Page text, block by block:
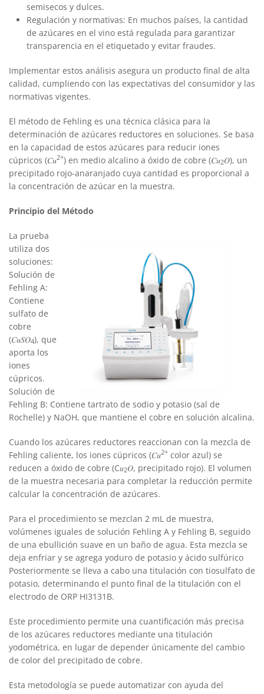
semisecos y dulces.
Regulación y normativas: En muchos países, la cantidad
de azúcares en el vino está regulada para garantizar
transparencia en el etiquetado y evitar fraudes.
Implementar estos análisis asegura un producto final de alta
calidad, cumpliendo con las expectativas del consumidor y las
normativas vigentes.
El método de Fehling es una técnica clásica para la
determinación de azúcares reductores en soluciones. Se basa
en la capacidad de estos azúcares para reducir iones
cúpricos (𝐶𝑢2+) en medio alcalino a óxido de cobre (𝐶𝑢2𝑂), un
precipitado rojo-anaranjado cuya cantidad es proporcional a
la concentración de azúcar en la muestra.
Principio del Método
La prueba
utiliza dos
soluciones:
Solución de
Fehling A:
Contiene
sulfato de
cobre
(𝐶𝑢𝑆𝑂4), que
aporta los
iones
cúpricos.
Solución de
Fehling B: Contiene tartrato de sodio y potasio (sal de
Rochelle) y NaOH, que mantiene el cobre en solución alcalina.
Cuando los azúcares reductores reaccionan con la mezcla de
Fehling caliente, los iones cúpricos (𝐶𝑢2+ color azul) se
reducen a óxido de cobre (C𝑢2𝑂, precipitado rojo). El volumen
de la muestra necesaria para completar la reducción permite
calcular la concentración de azúcares.
Para el procedimiento se mezclan 2 mL de muestra,
volúmenes iguales de solución Fehling A y Fehling B, seguido
de una ebullición suave en un baño de agua. Esta mezcla se
deja enfriar y se agrega yoduro de potasio y ácido sulfúrico
Posteriormente se lleva a cabo una titulación con tiosulfato de
potasio, determinando el punto final de la titulación con el
electrodo de ORP HI3131B.
Este procedimiento permite una cuantificación más precisa
de los azúcares reductores mediante una titulación
yodométrica, en lugar de depender únicamente del cambio
de color del precipitado de cobre.
Esta metodología se puede automatizar con ayuda del